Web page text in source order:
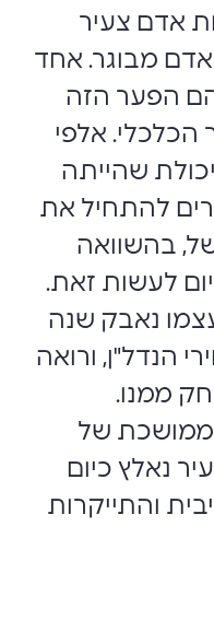
אדם צעיר
מבוגר. אחד
הפער הזה
הכלכלי. אלפי
שהייתה
להתחיל את
בהשוואה
לעשות זאת.
נאבק שנה
הנדל"ן, ורואה
ממנו.
ממושכת של
נאלץ כיום
והתייקרות